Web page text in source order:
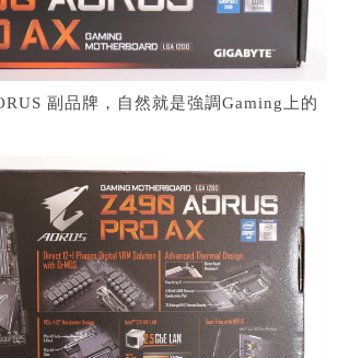
副品牌，自然就是強調Gaming上的